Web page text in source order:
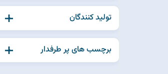
تولید کنندگان
برچسب های پر طرفدار